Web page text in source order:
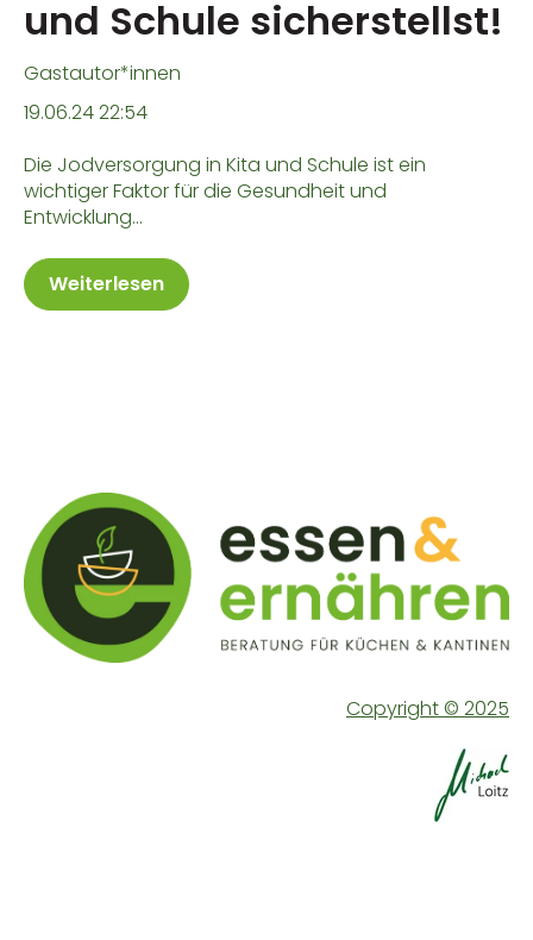
und Schule sicherstellst!
Gastautor*innen
19.06.24 22:54
Die Jodversorgung in Kita und Schule ist ein
wichtiger Faktor für die Gesundheit und
Entwicklung...
Weiterlesen
Copyright © 2025